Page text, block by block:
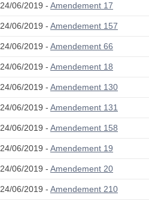
24/06/2019 - Amendement 17
24/06/2019 - Amendement 157
24/06/2019 - Amendement 66
24/06/2019 - Amendement 18
24/06/2019 - Amendement 130
24/06/2019 - Amendement 131
24/06/2019 - Amendement 158
24/06/2019 - Amendement 19
24/06/2019 - Amendement 20
24/06/2019 - Amendement 210